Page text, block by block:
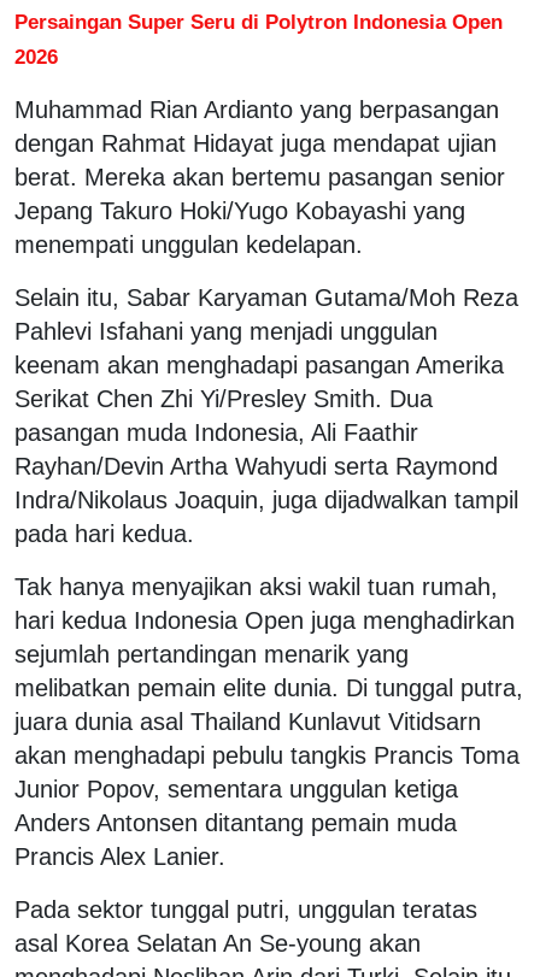
Persaingan Super Seru di Polytron Indonesia Open
2026
Muhammad Rian Ardianto yang berpasangan
dengan Rahmat Hidayat juga mendapat ujian
berat. Mereka akan bertemu pasangan senior
Jepang Takuro Hoki/Yugo Kobayashi yang
menempati unggulan kedelapan.
Selain itu, Sabar Karyaman Gutama/Moh Reza
Pahlevi Isfahani yang menjadi unggulan
keenam akan menghadapi pasangan Amerika
Serikat Chen Zhi Yi/Presley Smith. Dua
pasangan muda Indonesia, Ali Faathir
Rayhan/Devin Artha Wahyudi serta Raymond
Indra/Nikolaus Joaquin, juga dijadwalkan tampil
pada hari kedua.
Tak hanya menyajikan aksi wakil tuan rumah,
hari kedua Indonesia Open juga menghadirkan
sejumlah pertandingan menarik yang
melibatkan pemain elite dunia. Di tunggal putra,
juara dunia asal Thailand Kunlavut Vitidsarn
akan menghadapi pebulu tangkis Prancis Toma
Junior Popov, sementara unggulan ketiga
Anders Antonsen ditantang pemain muda
Prancis Alex Lanier.
Pada sektor tunggal putri, unggulan teratas
asal Korea Selatan An Se-young akan